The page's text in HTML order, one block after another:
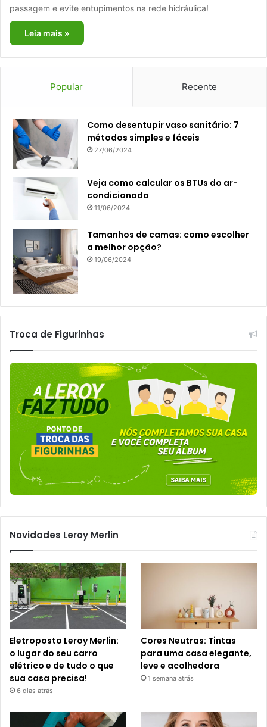
passagem e evite entupimentos na rede hidráulica!
Leia mais »
Popular Recente
Como desentupir vaso sanitário: 7
métodos simples e fáceis
27/06/2024
Veja como calcular os BTUs do ar-
condicionado
11/06/2024
Tamanhos de camas: como escolher
a melhor opção?
19/06/2024
Troca de Figurinhas
Novidades Leroy Merlin
Eletroposto Leroy Merlin:
o lugar do seu carro
elétrico e de tudo o que
sua casa precisa!
6 dias atrás
Cores Neutras: Tintas
para uma casa elegante,
leve e acolhedora
1 semana atrás